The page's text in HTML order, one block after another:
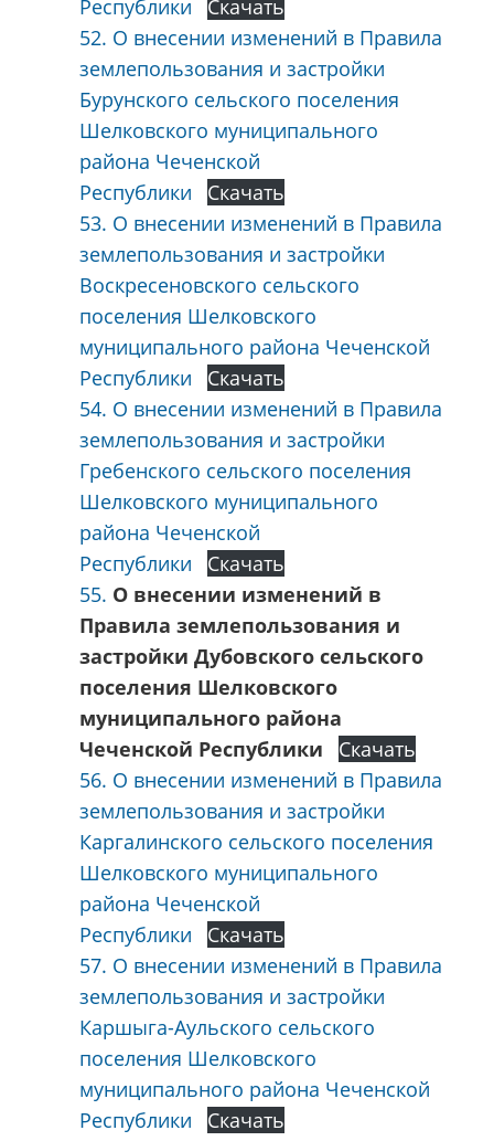
Республики
Скачать
52. О внесении изменений в Правила
землепользования и застройки
Бурунского сельского поселения
Шелковского муниципального
района Чеченской
Республики
Скачать
53. О внесении изменений в Правила
землепользования и застройки
Воскресеновского сельского
поселения Шелковского
муниципального района Чеченской
Республики
Скачать
54. О внесении изменений в Правила
землепользования и застройки
Гребенского сельского поселения
Шелковского муниципального
района Чеченской
Республики
Скачать
55. О внесении изменений в
Правила землепользования и
застройки Дубовского сельского
поселения Шелковского
муниципального района
Чеченской Республики
Скачать
56. О внесении изменений в Правила
землепользования и застройки
Каргалинского сельского поселения
Шелковского муниципального
района Чеченской
Республики
Скачать
57. О внесении изменений в Правила
землепользования и застройки
Каршыга-Аульского сельского
поселения Шелковского
муниципального района Чеченской
Республики
Скачать